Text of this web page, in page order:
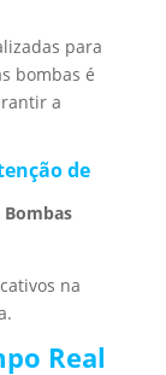
para
bombas é
a
de
na
Real